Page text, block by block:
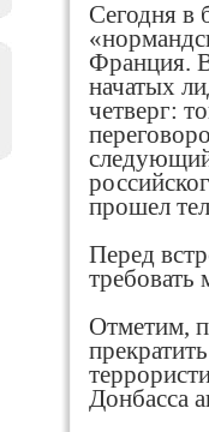
Сегодня в
Франция.
начатых
четверг:
следующий
прошел
Перед
требовать
Отметим,
Донбасса